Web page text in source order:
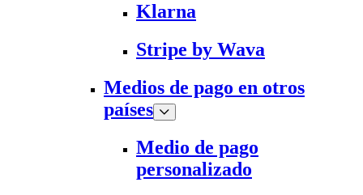
Klarna
Stripe by Wava
Medios de pago en otros
países
Medio de pago
personalizado